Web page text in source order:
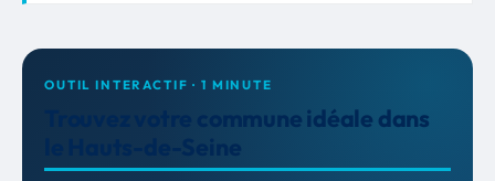
OUTIL INTERACTIF · 1 MINUTE
Trouvez votre commune idéale dans